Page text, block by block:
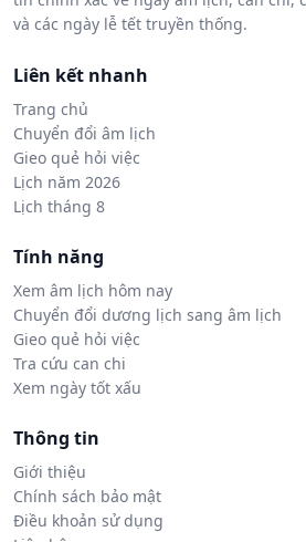
và các ngày lễ tết truyền thống.
Liên kết nhanh
Trang chủ
Chuyển đổi âm lịch
Gieo quẻ hỏi việc
Lịch năm 2026
Lịch tháng 8
Tính năng
Xem âm lịch hôm nay
Chuyển đổi dương lịch sang âm lịch
Gieo quẻ hỏi việc
Tra cứu can chi
Xem ngày tốt xấu
Thông tin
Giới thiệu
Chính sách bảo mật
Điều khoản sử dụng